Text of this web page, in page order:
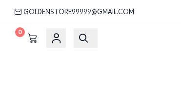
GOLDENSTORE99999@GMAIL.COM
0